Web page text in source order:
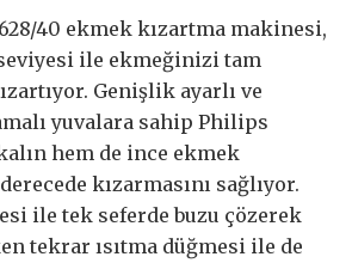
40 ekmek kızartma makinesi,
ile ekmeğinizi tam
Genişlik ayarlı ve
yuvalara sahip Philips
hem de ince ekmek
kızarmasını sağlıyor.
ile tek seferde buzu çözerek
tekrar ısıtma düğmesi ile de